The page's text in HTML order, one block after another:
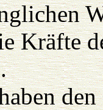
Kräfte